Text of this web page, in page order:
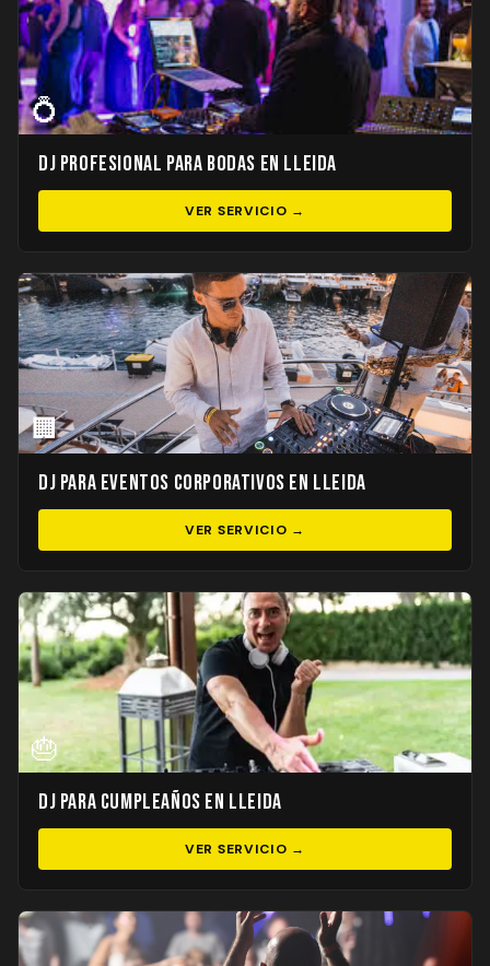
💍
DJ Profesional para Bodas en Lleida
VER SERVICIO →
🏢
DJ para Eventos Corporativos en Lleida
VER SERVICIO →
🎂
DJ para Cumpleaños en Lleida
VER SERVICIO →